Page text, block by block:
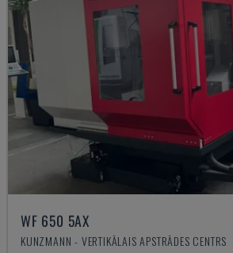
WF 650 5AX
KUNZMANN - VERTIKĀLAIS APSTRĀDES CENTRS